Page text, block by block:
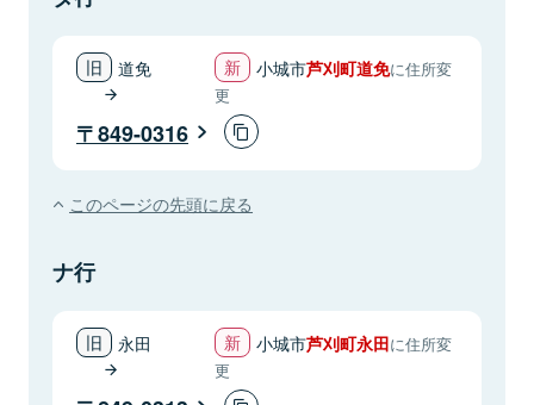
道免 小城市芦刈町道免に住所変
更
849-0316
このページの先頭に戻る
ナ行
永田 小城市芦刈町永田に住所変
更